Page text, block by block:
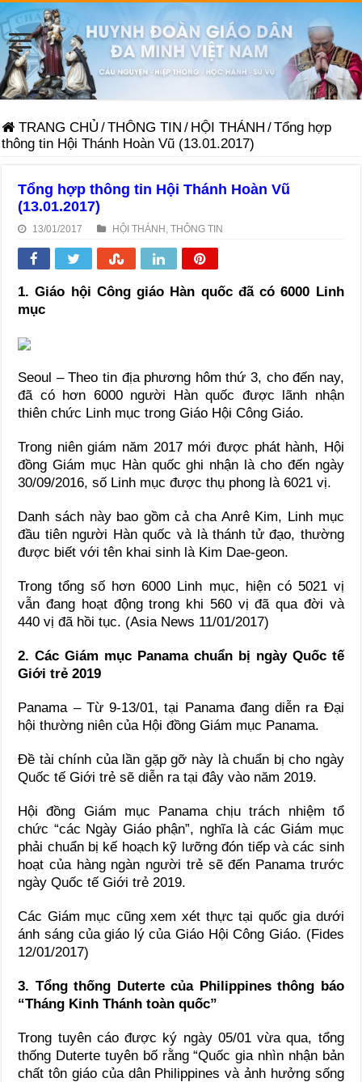
TRANG CHỦ /THÔNG TIN / HỘI THÁNH /Tổng hợp
thông tin Hội Thánh Hoàn Vũ (13.01.2017)
Tổng hợp thông tin Hội Thánh Hoàn Vũ
(13.01.2017)
13/01/2017 HỘI THÁNH ,THÔNG TIN
1. Giáo hội Công giáo Hàn quốc đã có 6000 Linh
mục
Seoul – Theo tin địa phương hôm thứ 3, cho đến nay,
đã có hơn 6000 người Hàn quốc được lãnh nhận
thiên chức Linh mục trong Giáo Hội Công Giáo.
Trong niên giám năm 2017 mới được phát hành, Hội
đồng Giám mục Hàn quốc ghi nhận là cho đến ngày
30/09/2016, số Linh mục được thụ phong là 6021 vị.
Danh sách này bao gồm cả cha Anrê Kim, Linh mục
đầu tiên người Hàn quốc và là thánh tử đạo, thường
được biết với tên khai sinh là Kim Dae-geon.
Trong tổng số hơn 6000 Linh mục, hiện có 5021 vị
vẫn đang hoạt động trong khi 560 vị đã qua đời và
440 vị đã hồi tục. (Asia News 11/01/2017)
2. Các Giám mục Panama chuẩn bị ngày Quốc tế
Giới trẻ 2019
Panama – Từ 9-13/01, tại Panama đang diễn ra Đại
hội thường niên của Hội đồng Giám mục Panama.
Đề tài chính của lần gặp gỡ này là chuẩn bị cho ngày
Quốc tế Giới trẻ sẽ diễn ra tại đây vào năm 2019.
Hội đồng Giám mục Panama chịu trách nhiệm tổ
chức “các Ngày Giáo phận”, nghĩa là các Giám mục
phải chuẩn bị kế hoạch kỹ lưỡng đón tiếp và các sinh
hoạt của hàng ngàn người trẻ sẽ đến Panama trước
ngày Quốc tế Giới trẻ 2019.
Các Giám mục cũng xem xét thực tại quốc gia dưới
ánh sáng của giáo lý của Giáo Hội Công Giáo. (Fides
12/01/2017)
3. Tổng thống Duterte của Philippines thông báo
“Tháng Kinh Thánh toàn quốc”
Trong tuyên cáo được ký ngày 05/01 vừa qua, tổng
thống Duterte tuyên bố rằng “Quốc gia nhìn nhận bản
chất tôn giáo của dân Philippines và ảnh hưởng sống